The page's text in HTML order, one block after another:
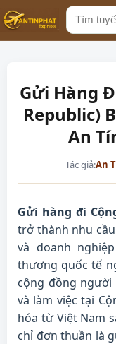
Tìm
kiếm
Gửi Hàng
Republic)
An
Tác giả:An
Gửi hàng đi
trở thành nhu
và doanh
thương quốc tế
cộng đồng người
và làm việc tại
hóa từ Việt Nam
chỉ đơn thuần là